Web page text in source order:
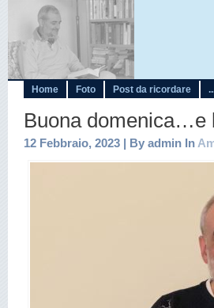
Home Foto Post da ricordare
Buona domenica…e
12 Febbraio, 2023 | By admin In